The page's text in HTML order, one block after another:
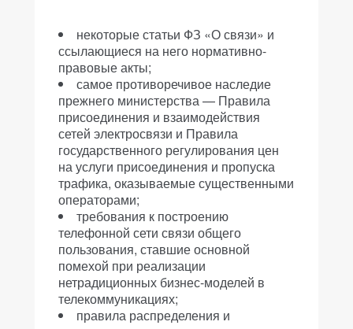
некоторые статьи ФЗ «О связи» и
ссылающиеся на него нормативно-
правовые акты;
самое противоречивое наследие
прежнего министерства — Правила
присоединения и взаимодействия
сетей электросвязи и Правила
государственного регулирования цен
на услуги присоединения и пропуска
трафика, оказываемые существенными
операторами;
требования к построению
телефонной сети связи общего
пользования, ставшие основной
помехой при реализации
нетрадиционных бизнес-моделей в
телекоммуникациях;
правила распределения и